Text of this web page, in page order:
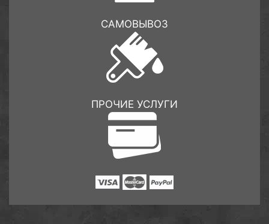
САМОВЫВОЗ
ПРОЧИЕ УСЛУГИ